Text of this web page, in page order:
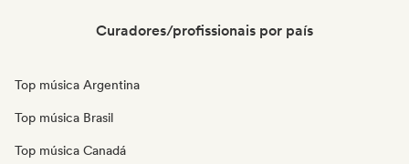
Curadores/profissionais por país
Top música Argentina
Top música Brasil
Top música Canadá